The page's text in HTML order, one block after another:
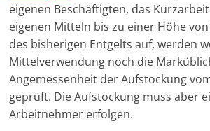
eigenen Beschäftigten, das
eigenen Mitteln bis zu einer Höhe
des bisherigen Entgelts auf, werden
Mittelverwendung noch die
Angemessenheit der Aufstockung
geprüft. Die Aufstockung muss aber
Arbeitnehmer erfolgen.